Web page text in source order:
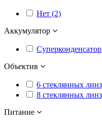
Нет (2)
Аккумулятор
Объектив
6 стеклянных
8 стеклянных
Питание